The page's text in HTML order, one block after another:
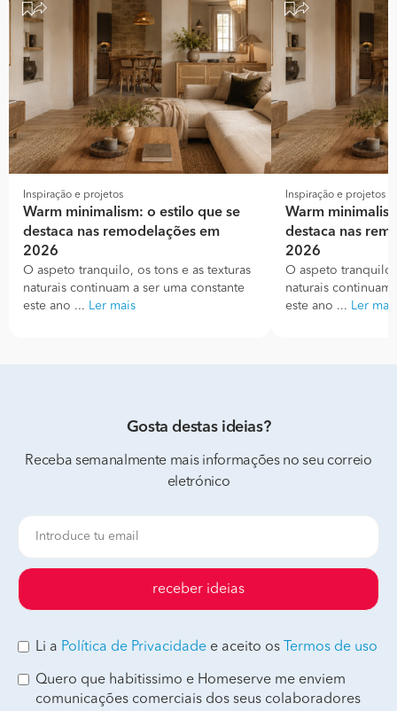
Inspiração e projetos
Warm minimalism: o estilo que se
destaca nas remodelações em
2026
O aspeto tranquilo, os tons e as texturas
naturais continuam a ser uma constante
este ano ... Ler mais
Inspiração e projetos
Warm
destaca nas
2026
O aspeto
naturais continuam
este ano ... Ler mais
Gosta destas ideias?
Receba semanalmente mais informações no seu correio
eletrónico
receber ideias
Li a Política de Privacidade e aceito os Termos de uso
Quero que habitissimo e Homeserve me enviem
comunicações comerciais dos seus colaboradores